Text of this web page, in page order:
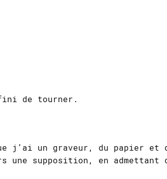
de tourner.
j’ai un graveur, du papier et
supposition, en admettant